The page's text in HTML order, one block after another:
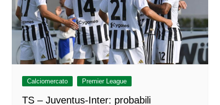
Calciomercato Premier League
TS – Juventus-Inter: probabili